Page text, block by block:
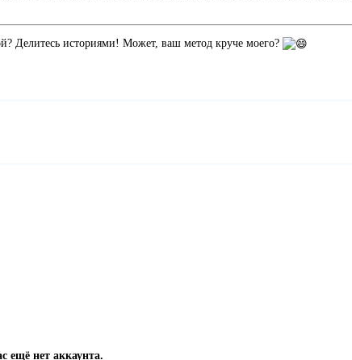
Делитесь историями! Может, ваш метод круче моего?
ещё нет аккаунта.